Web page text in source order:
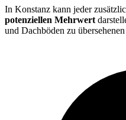
In Konstanz kann jeder
potenziellen Mehrwert
und Dachböden zu